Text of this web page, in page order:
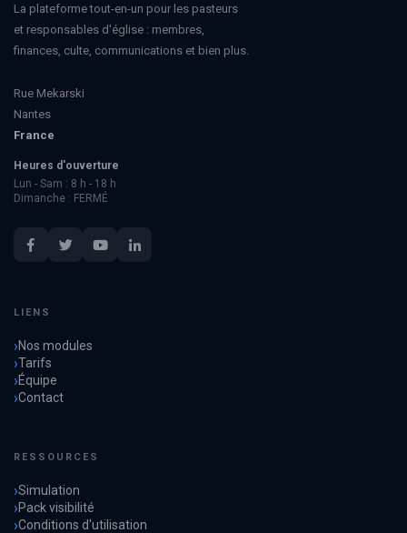
La plateforme tout-en-un pour les pasteurs
et responsables d'église : membres,
finances, culte, communications et bien plus.
Rue Mekarski
Nantes
France
Heures d'ouverture
Lun - Sam : 8 h - 18 h
Dimanche : FERMÉ
LIENS
Nos modules
Tarifs
Équipe
Contact
RESSOURCES
Simulation
Pack visibilité
Conditions d'utilisation